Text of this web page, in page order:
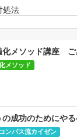
処法
の
が大切
化メソッド講座 ご
メソッド
成功のためにや
ンパス流カイゼン